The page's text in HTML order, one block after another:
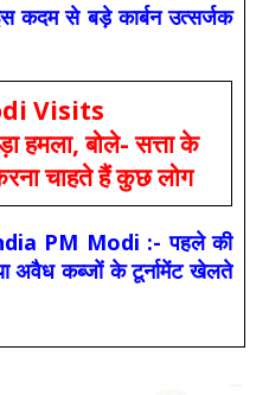
कदम से बड़े कार्बन उत्सर्जक
Visits
हमला, बोले- सत्ता के
चाहते हैं कुछ लोग
PM Modi :- पहले की
अवैध कब्जों के टूर्नामेंट खेलते